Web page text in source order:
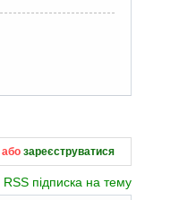
або зареєструватися
RSS підписка на тему